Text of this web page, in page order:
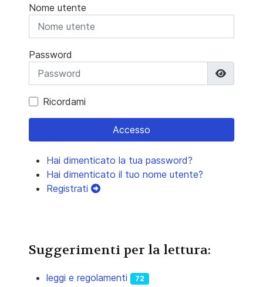
Nome utente
Password
Ricordami
Accesso
Hai dimenticato la tua password?
Hai dimenticato il tuo nome utente?
Registrati
Suggerimenti per la lettura:
leggi e regolamenti 72